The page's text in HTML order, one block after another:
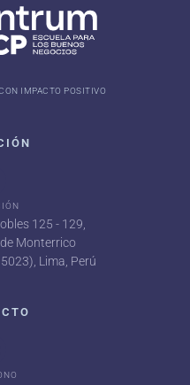
IMPACTO POSITIVO
125 - 129,
Monterrico
Lima, Perú